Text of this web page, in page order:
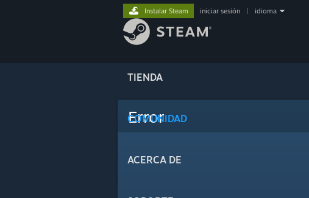
TIENDA
COMUNIDAD
ACERCA DE
Instalar Steam iniciar sesión idioma
Error